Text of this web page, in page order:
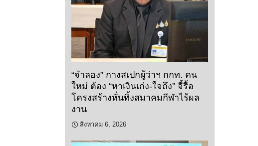
“จำลอง” กางสเปกผู้ว่าฯ กกท. คน
ใหม่ ต้อง “หาเงินเก่ง-ใจถึง” จี้รื้อ
โครงสร้างหั่นทิ้งสมาคมกีฬาไร้ผล
งาน
สิงหาคม 6, 2026